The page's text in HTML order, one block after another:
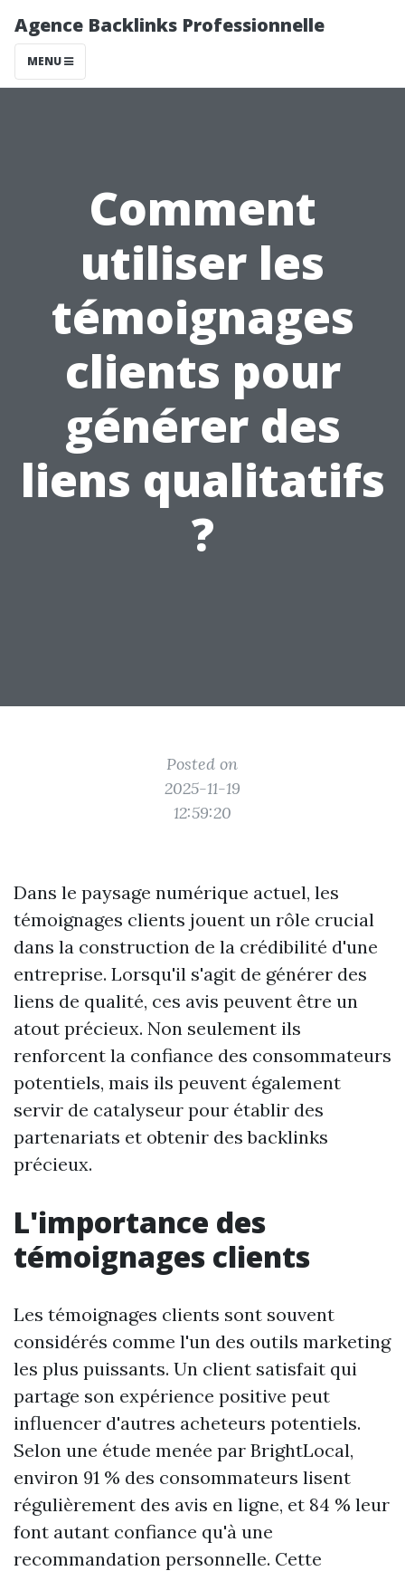
Agence Backlinks Professionnelle
MENU
Comment
utiliser les
témoignages
clients pour
générer des
liens qualitatifs
?
Posted on
2025-11-19
12:59:20
Dans le paysage numérique actuel, les
témoignages clients jouent un rôle crucial
dans la construction de la crédibilité d'une
entreprise. Lorsqu'il s'agit de générer des
liens de qualité, ces avis peuvent être un
atout précieux. Non seulement ils
renforcent la confiance des consommateurs
potentiels, mais ils peuvent également
servir de catalyseur pour établir des
partenariats et obtenir des backlinks
précieux.
L'importance des
témoignages clients
Les témoignages clients sont souvent
considérés comme l'un des outils marketing
les plus puissants. Un client satisfait qui
partage son expérience positive peut
influencer d'autres acheteurs potentiels.
Selon une étude menée par BrightLocal,
environ 91 % des consommateurs lisent
régulièrement des avis en ligne, et 84 % leur
font autant confiance qu'à une
recommandation personnelle. Cette